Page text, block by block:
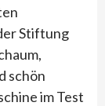
Stiftung
schön
im Test